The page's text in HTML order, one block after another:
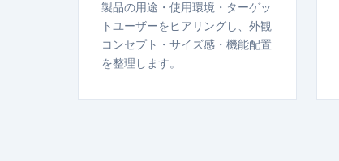
製品の用途・使用環境・ターゲッ
トユーザーをヒアリングし、外観
コンセプト・サイズ感・機能配置
を整理します。